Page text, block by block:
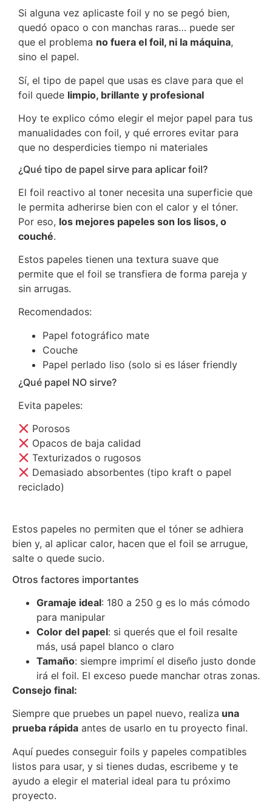
Si alguna vez aplicaste foil y no se pegó bien,
quedó opaco o con manchas raras… puede ser
que el problema no fuera el foil, ni la máquina,
sino el papel.
Sí, el tipo de papel que usas es clave para que el
foil quede limpio, brillante y profesional
Hoy te explico cómo elegir el mejor papel para tus
manualidades con foil, y qué errores evitar para
que no desperdicies tiempo ni materiales
¿Qué tipo de papel sirve para aplicar foil?
El foil reactivo al toner necesita una superficie que
le permita adherirse bien con el calor y el tóner.
Por eso, los mejores papeles son los lisos, o
couché.
Estos papeles tienen una textura suave que
permite que el foil se transfiera de forma pareja y
sin arrugas.
Recomendados:
Papel fotográfico mate
Couche
Papel perlado liso (solo si es láser friendly
¿Qué papel NO sirve?
Evita papeles:
Porosos
Opacos de baja calidad
Texturizados o rugosos
Demasiado absorbentes (tipo kraft o papel
reciclado)
Estos papeles no permiten que el tóner se adhiera
bien y, al aplicar calor, hacen que el foil se arrugue,
salte o quede sucio.
Otros factores importantes
Gramaje ideal: 180 a 250 g es lo más cómodo
para manipular
Color del papel: si querés que el foil resalte
más, usá papel blanco o claro
Tamaño: siempre imprimí el diseño justo donde
irá el foil. El exceso puede manchar otras zonas.
Consejo final:
Siempre que pruebes un papel nuevo, realiza una
prueba rápida antes de usarlo en tu proyecto final.
Aquí puedes conseguir foils y papeles compatibles
listos para usar, y si tienes dudas, escribeme y te
ayudo a elegir el material ideal para tu próximo
proyecto.